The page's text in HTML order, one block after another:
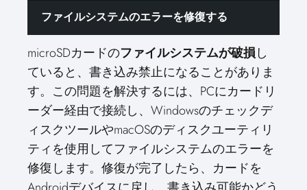
ファイルシステムのエラーを修復する
microSDカードのファイルシステムが破損し
ていると、書き込み禁止になることがありま
す。この問題を解決するには、PCにカードリ
ーダー経由で接続し、Windowsのチェックデ
ィスクツールやmacOSのディスクユーティリ
ティを使用してファイルシステムのエラーを
修復します。修復が完了したら、カードを